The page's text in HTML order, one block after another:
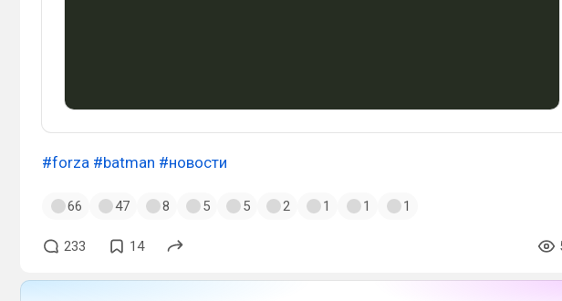
#forza #batman #новости
66 47 8 5 5 2 1 1 1
233 14